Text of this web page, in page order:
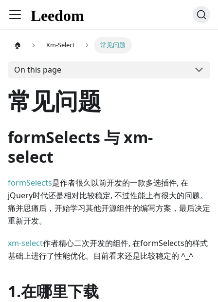
🏠 Xm-Select 常见问题
On this page
常见问题
formSelects 与 xm-
select
formSelects是作者很久以前开发的一款多选插件, 在
jQuery时代还是相对比较稳定, 不过性能上有很大的问题。
痛并思痛后，开始学习其他开源组件的编写方案，最后决定
重新开发。
xm-select作者精心二次开发的组件, 在formSelects的样式
基础上进行了性能优化。目前看来还是比较稳定的 ^_^
1.在哪里下载